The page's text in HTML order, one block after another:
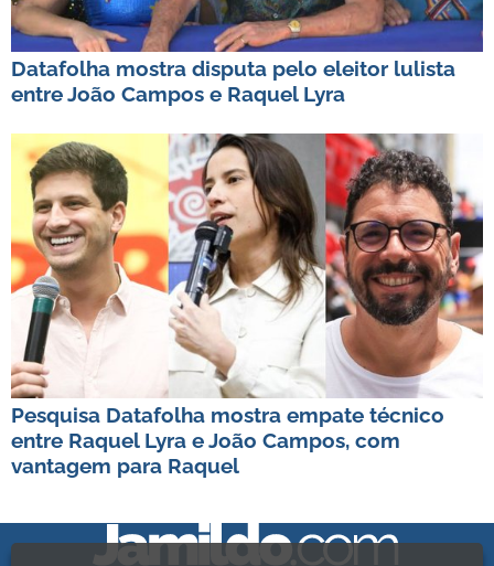
Datafolha mostra disputa pelo eleitor lulista
entre João Campos e Raquel Lyra
Pesquisa Datafolha mostra empate técnico
entre Raquel Lyra e João Campos, com
vantagem para Raquel